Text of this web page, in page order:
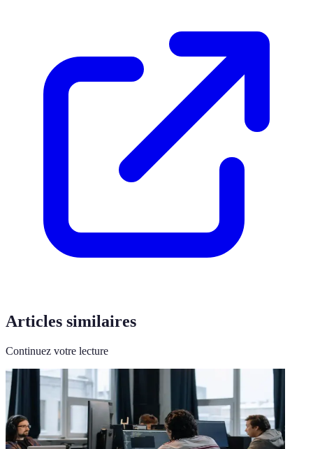
Articles similaires
Continuez votre lecture